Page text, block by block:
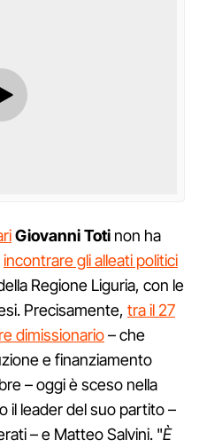
Giovanni Toti non ha
incontrare gli alleati politici
Regione Liguria, con le
Precisamente, tra il 27
dimissionario– che
e finanziamento
– oggi è sceso nella
il leader del suo partito –
– e Matteo Salvini. "È